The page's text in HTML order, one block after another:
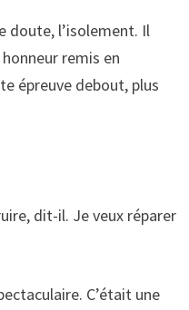
doute, l’isolement. Il
remis en
épreuve debout, plus
dit-il. Je veux réparer
C’était une